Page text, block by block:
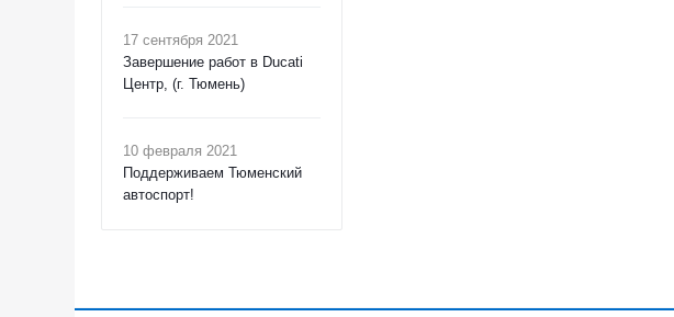
17 сентября 2021
Завершение работ в Ducati
Центр, (г. Тюмень)
10 февраля 2021
Поддерживаем Тюменский
автоспорт!